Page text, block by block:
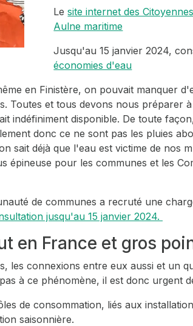
Lesite internet des
Aulne maritime
Jusqu'au 15 janvier 2024,
économies d'eau
en Finistère, on pouvait manquer
Toutes et tous devons nous préparer
indéfiniment disponible. De toute
donc ce ne sont pas les pluies
sait déjà que l'eau est victime de nos
épineuse pour les communes et les
de communes a recruté une
jusqu'au 15 janvier 2024.
en France et gros
les connexions entre eux aussi et un
à ce phénomène, il est donc urgent
de consommation, liés aux
saisonnière.